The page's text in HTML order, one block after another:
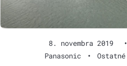
8. novembra 2019 •
Panasonic
• Ostatné